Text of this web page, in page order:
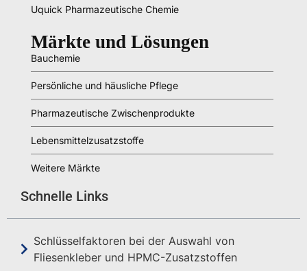
Uquick Pharmazeutische Chemie
Märkte und Lösungen
Bauchemie
Persönliche und häusliche Pflege
Pharmazeutische Zwischenprodukte
Lebensmittelzusatzstoffe
Weitere Märkte
Schnelle Links
Schlüsselfaktoren bei der Auswahl von
Fliesenkleber und HPMC-Zusatzstoffen